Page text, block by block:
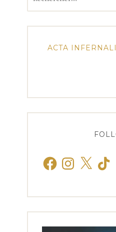
ACTA
FacebookInstagram
X TikTok